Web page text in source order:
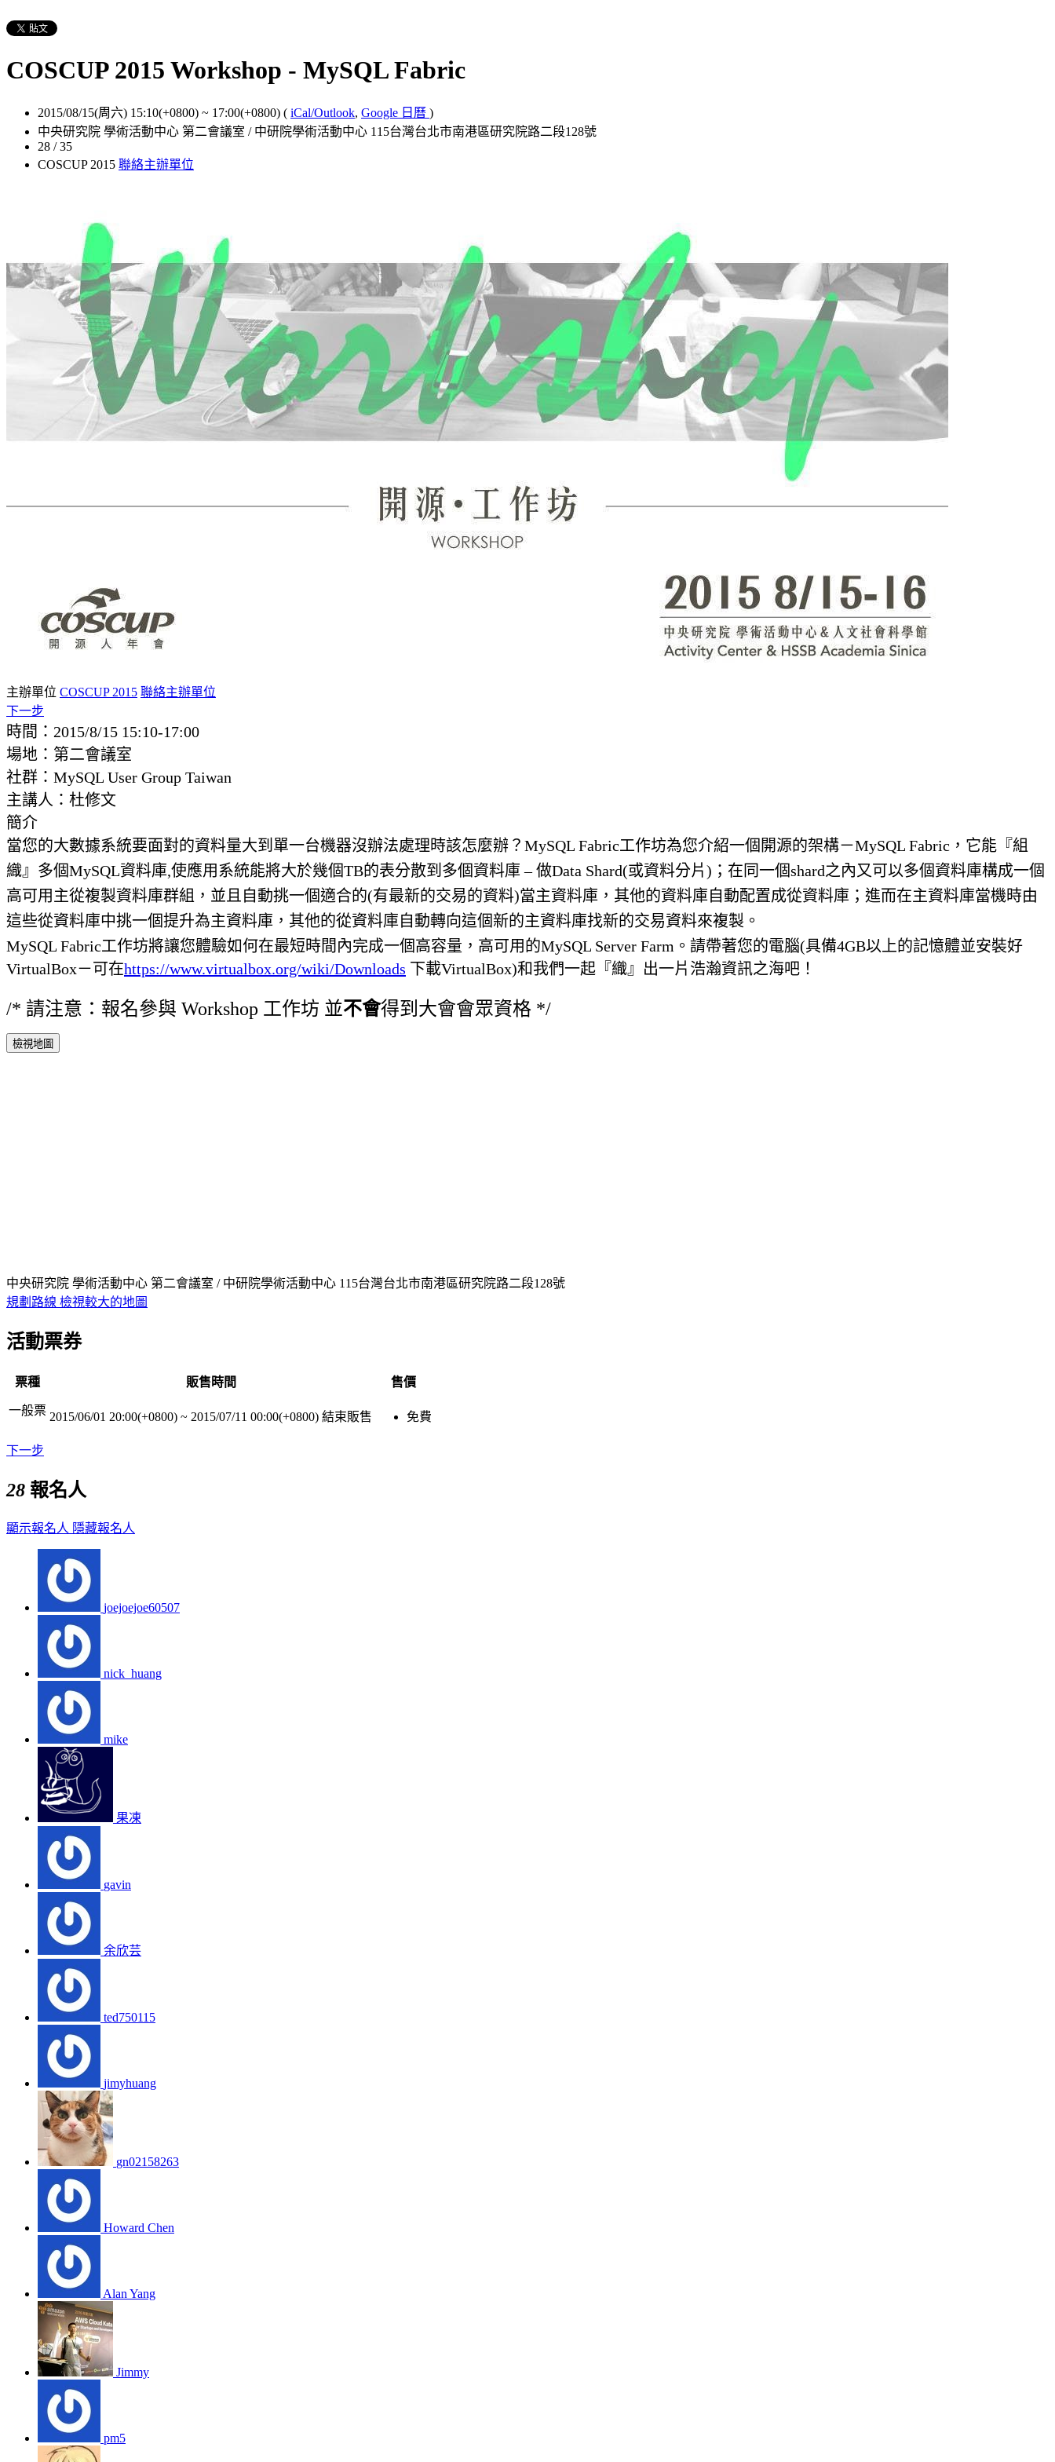
COSCUP 2015 Workshop - MySQL Fabric
2015/08/15(周六) 15:10(+0800) ~ 17:00(+0800) ( iCal/Outlook, Google 日曆 )
中央研究院 學術活動中心 第二會議室 / 中研院學術活動中心 115台灣台北市南港區研究院路二段128號
28 / 35
COSCUP 2015 聯絡主辦單位
主辦單位 COSCUP 2015 聯絡主辦單位
下一步
時間：2015/8/15 15:10-17:00
場地：第二會議室
社群：MySQL User Group Taiwan
主講人：杜修文
簡介
當您的大數據系統要面對的資料量大到單一台機器沒辦法處理時該怎麼辦？MySQL Fabric工作坊為您介紹一個開源的架構－MySQL Fabric，它能『組
織』多個MySQL資料庫,使應用系統能將大於幾個TB的表分散到多個資料庫 – 做Data Shard(或資料分片)；在同一個shard之內又可以多個資料庫構成一個
高可用主從複製資料庫群組，並且自動挑一個適合的(有最新的交易的資料)當主資料庫，其他的資料庫自動配置成從資料庫；進而在主資料庫當機時由
這些從資料庫中挑一個提升為主資料庫，其他的從資料庫自動轉向這個新的主資料庫找新的交易資料來複製。
MySQL Fabric工作坊將讓您體驗如何在最短時間內完成一個高容量，高可用的MySQL Server Farm。請帶著您的電腦(具備4GB以上的記憶體並安裝好
VirtualBox－可在https://www.virtualbox.org/wiki/Downloads 下載VirtualBox)和我們一起『織』出一片浩瀚資訊之海吧！
/* 請注意：報名參與 Workshop 工作坊 並不會得到大會會眾資格 */
檢視地圖
中央研究院 學術活動中心 第二會議室 / 中研院學術活動中心 115台灣台北市南港區研究院路二段128號
規劃路線 檢視較大的地圖
活動票券
票種 販售時間 售價
一般票 2015/06/01 20:00(+0800) ~ 2015/07/11 00:00(+0800) 結束販售 免費
下一步
28 報名人
顯示報名人 隱藏報名人
joejoejoe60507
nick_huang
mike
果凍
gavin
余欣芸
ted750115
jimyhuang
gn02158263
Howard Chen
Alan Yang
Jimmy
pm5